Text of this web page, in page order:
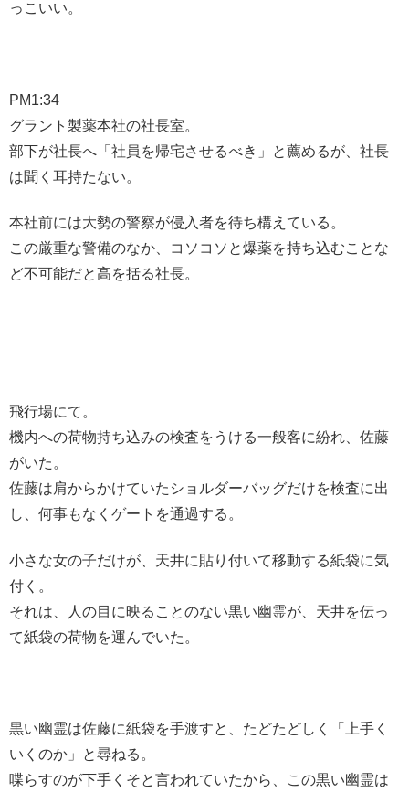
っこいい。
PM1:34
グラント製薬本社の社長室。
部下が社長へ「社員を帰宅させるべき」と薦めるが、社長
は聞く耳持たない。
本社前には大勢の警察が侵入者を待ち構えている。
この厳重な警備のなか、コソコソと爆薬を持ち込むことな
ど不可能だと高を括る社長。
飛行場にて。
機内への荷物持ち込みの検査をうける一般客に紛れ、佐藤
がいた。
佐藤は肩からかけていたショルダーバッグだけを検査に出
し、何事もなくゲートを通過する。
小さな女の子だけが、天井に貼り付いて移動する紙袋に気
付く。
それは、人の目に映ることのない黒い幽霊が、天井を伝っ
て紙袋の荷物を運んでいた。
黒い幽霊は佐藤に紙袋を手渡すと、たどたどしく「上手く
いくのか」と尋ねる。
喋らすのが下手くそと言われていたから、この黒い幽霊は